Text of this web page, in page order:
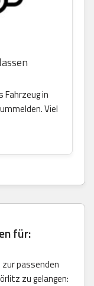
Fahrzeug in
Viel
für:
zur passenden
zu gelangen: